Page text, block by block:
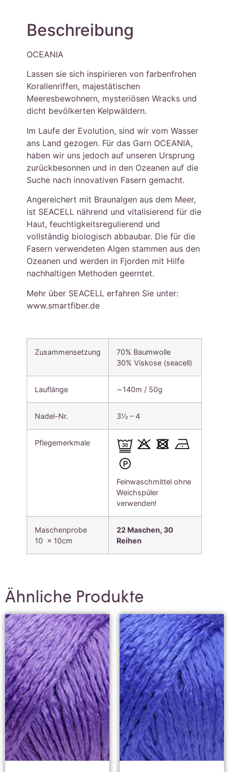
Beschreibung
OCEANIA
Lassen sie sich inspirieren von farbenfrohen
Korallenriffen, majestätischen
Meeresbewohnern, mysteriösen Wracks und
dicht bevölkerten Kelpwäldern.
Im Laufe der Evolution, sind wir vom Wasser
ans Land gezogen. Für das Garn OCEANIA,
haben wir uns jedoch auf unseren Ursprung
zurückbesonnen und in den Ozeanen auf die
Suche nach innovativen Fasern gemacht.
Angereichert mit Braunalgen aus dem Meer,
ist SEACELL nährend und vitalisierend für die
Haut, feuchtigkeitsregulierend und
vollständig biologisch abbaubar. Die für die
Fasern verwendeten Algen stammen aus den
Ozeanen und werden in Fjorden mit Hilfe
nachhaltigen Methoden geerntet.
Mehr über SEACELL erfahren Sie unter:
www.smartfiber.de
Zusammensetzung
70% Baumwolle
30% Viskose (seacell)
Lauflänge ∼140m / 50g
Nadel-Nr. 3½ – 4
Pflegemerkmale
Feinwaschmittel ohne
Weichspüler
verwenden!
Maschenprobe
10 x 10cm
22 Maschen, 30
Reihen
Ähnliche Produkte